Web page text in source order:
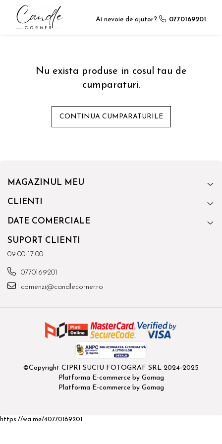
Ai nevoie de ajutor? 0770169201
Nu exista produse in cosul tau de
cumparaturi.
CONTINUA CUMPARATURILE
MAGAZINUL MEU
CLIENTI
DATE COMERCIALE
SUPORT CLIENTI
09:00-17:00
0770169201
comenzi@candlecorner.ro
©Copyright CIPRI SUCIU FOTOGRAF SRL 2024-2025
Platforma E-commerce by Gomag
Platforma E-commerce by Gomag
https://wa.me/40770169201